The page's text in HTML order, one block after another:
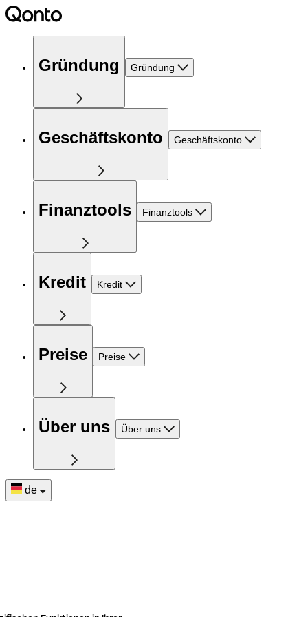
Gründung Gründung
Geschäftskonto Geschäftskonto
Finanztools Finanztools
Kredit Kredit
Preise Preise
Über uns Über uns
de